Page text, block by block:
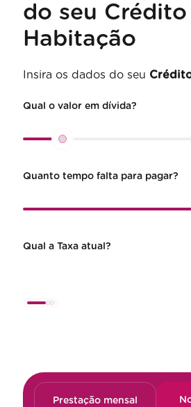
do seu Crédito
Habitação
Insira os dados do seu
Qual o valor em dívida?
Quanto tempo falta para pagar?
Qual a Taxa atual?
Prestação mensal